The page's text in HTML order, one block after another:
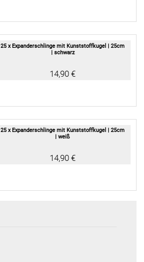
25 x Expanderschlinge mit Kunststoffkugel | 25cm
| schwarz
14,90 €
25 x Expanderschlinge mit Kunststoffkugel | 25cm
| weiß
14,90 €